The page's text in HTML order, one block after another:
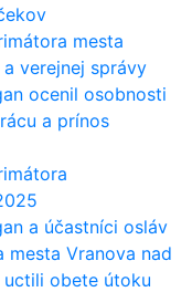
mesta
verejnej správy
ocenil osobnosti
a prínos
a účastníci osláv
Vranova nad
obete útoku